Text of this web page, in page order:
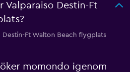
Valparaiso Destin-Ft
Destin-Ft Walton Beach flygplats
momondo igenom